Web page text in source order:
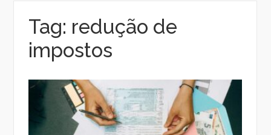
Tag: redução de
impostos